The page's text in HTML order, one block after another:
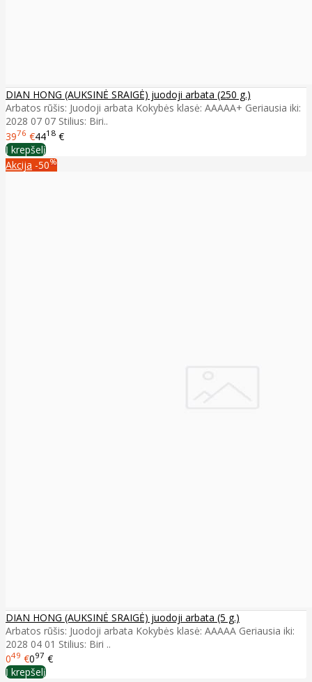
DIAN HONG (AUKSINĖ SRAIGĖ) juodoji arbata (250 g.)
Arbatos rūšis: Juodoji arbata Kokybės klasė: AAAAA+ Geriausia iki:
2028 07 07 Stilius: Biri..
3976 €4418 €
Į krepšelį
Akcija -50%
DIAN HONG (AUKSINĖ SRAIGĖ) juodoji arbata (5 g.)
Arbatos rūšis: Juodoji arbata Kokybės klasė: AAAAA Geriausia iki:
2028 04 01 Stilius: Biri ..
049 €097 €
Į krepšelį